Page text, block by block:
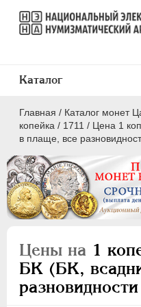
Главная / Каталог монет
копейка / 1711 / Цена 1
в плаще, все
Цены на 1
БК (БК,
Каталог
ПEТР I 1699 - 1725
Серебро
Медь
5 копеек